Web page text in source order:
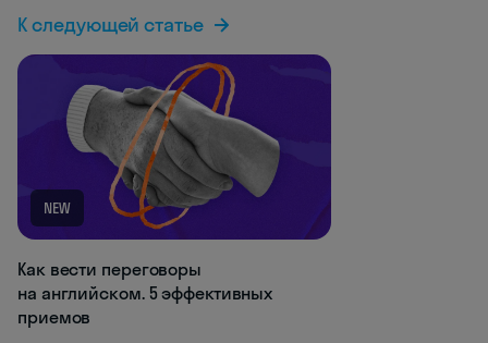
К следующей статье
NEW
Как вести переговоры
на английском. 5 эффективных
приемов